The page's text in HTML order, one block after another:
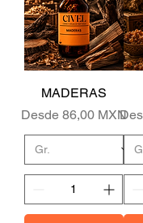
MADERAS
Desde 86,00 MXN
Precio de oferta